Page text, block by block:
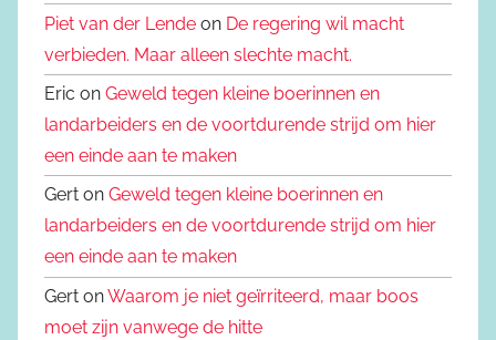
Piet van der Lende on De regering wil macht
verbieden. Maar alleen slechte macht.
Eric on Geweld tegen kleine boerinnen en
landarbeiders en de voortdurende strijd om hier
een einde aan te maken
Gert on Geweld tegen kleine boerinnen en
landarbeiders en de voortdurende strijd om hier
een einde aan te maken
Gert onWaarom je niet geïrriteerd, maar boos
moet zijn vanwege de hitte